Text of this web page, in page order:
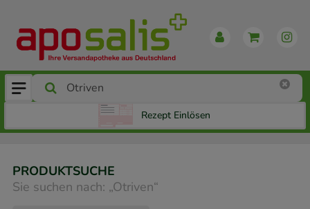
Rezept Einlösen
PRODUKTSUCHE
Sie suchen nach: „Otriven“